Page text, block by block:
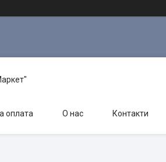
оплата О нас Контакти